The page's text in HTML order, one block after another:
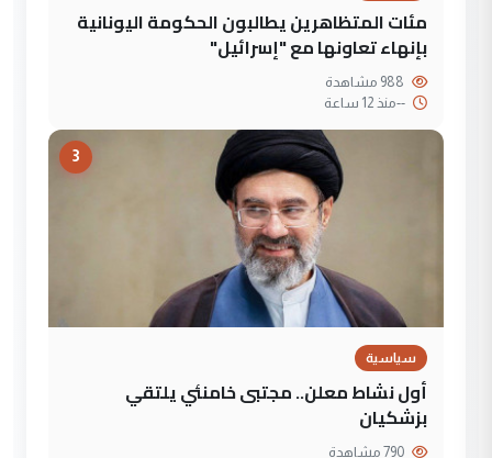
مئات المتظاهرين يطالبون الحكومة اليونانية
بإنهاء تعاونها مع "إسرائيل"
--منذ 12 ساعة
3
سياسية
أول نشاط معلن.. مجتبى خامنئي يلتقي
بزشكيان